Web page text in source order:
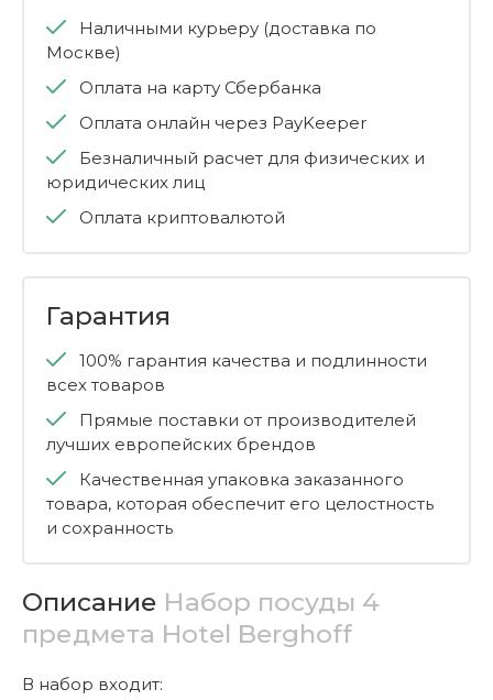
Наличными курьеру (доставка по
Москве)
Оплата на карту Сбербанка
Оплата онлайн через PayKeeper
Безналичный расчет для физических и
юридических лиц
Оплата криптовалютой
Гарантия
100% гарантия качества и подлинности
всех товаров
Прямые поставки от производителей
лучших европейских брендов
Качественная упаковка заказанного
товара, которая обеспечит его целостность
и сохранность
Описание Набор посуды 4
предмета Hotel Berghoff
В набор входит: